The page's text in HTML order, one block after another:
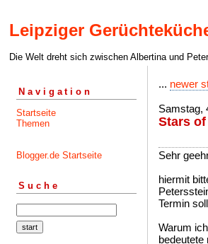
Leipziger
Die Welt dreht sich zwischen Albertina und
Navigation
Startseite
Themen
Blogger.de Startseite
Suche
... newer
Samstag,
Stars of
Sehr
hiermit
Termin
Warum
bedeutete